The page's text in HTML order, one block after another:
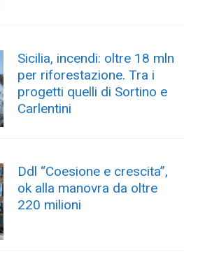
Sicilia, incendi: oltre 18 mln
per riforestazione. Tra i
progetti quelli di Sortino e
Carlentini
Ddl “Coesione e crescita”,
ok alla manovra da oltre
220 milioni